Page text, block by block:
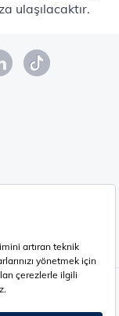
ulaşılacaktır.